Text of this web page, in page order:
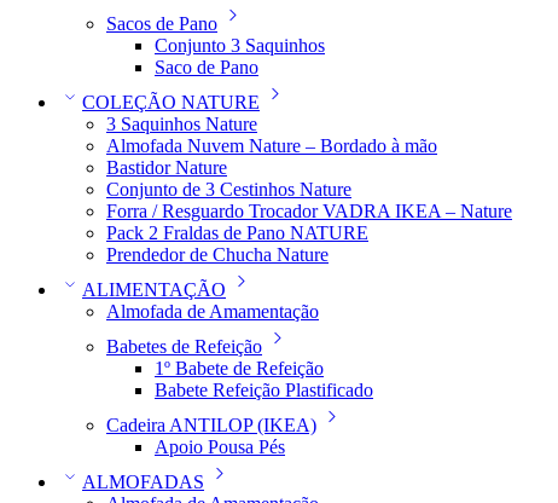
Sacos de Pano
Conjunto 3 Saquinhos
Saco de Pano
COLEÇÃO NATURE
3 Saquinhos Nature
Almofada Nuvem Nature – Bordado à mão
Bastidor Nature
Conjunto de 3 Cestinhos Nature
Forra / Resguardo Trocador VADRA IKEA – Nature
Pack 2 Fraldas de Pano NATURE
Prendedor de Chucha Nature
ALIMENTAÇÃO
Almofada de Amamentação
Babetes de Refeição
1º Babete de Refeição
Babete Refeição Plastificado
Cadeira ANTILOP (IKEA)
Apoio Pousa Pés
ALMOFADAS